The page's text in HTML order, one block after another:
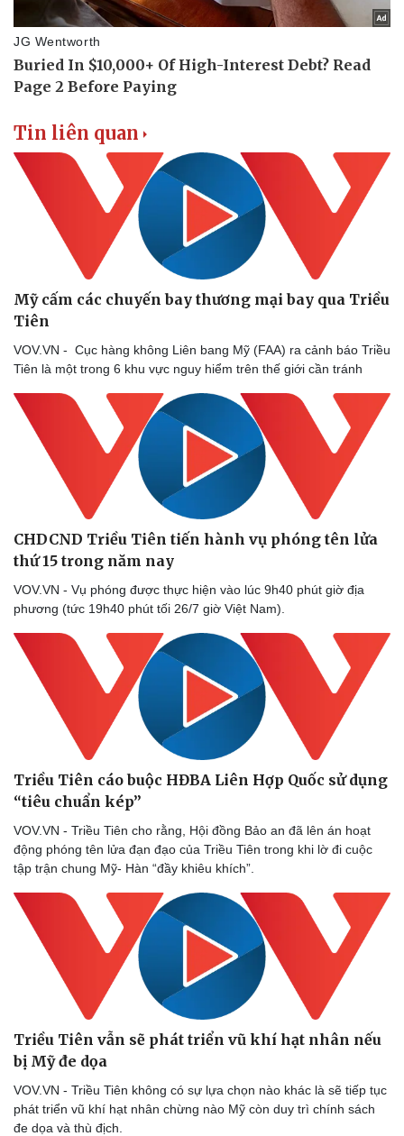
Thể thao
Bóng đá
Lịch thi đấu bóng đá
Thế giới thể thao
eSports
Hậu trường
Ô tô - Xe máy
Xe máy
Tư vấn
Tin liên quan
Mỹ cấm các chuyến bay thương mại bay qua Triều
Tiên
VOV.VN - Cục hàng không Liên bang Mỹ (FAA) ra cảnh báo Triều
Tiên là một trong 6 khu vực nguy hiểm trên thế giới cần tránh
CHDCND Triều Tiên tiến hành vụ phóng tên lửa
thứ 15 trong năm nay
VOV.VN - Vụ phóng được thực hiện vào lúc 9h40 phút giờ địa
phương (tức 19h40 phút tối 26/7 giờ Việt Nam).
Triều Tiên cáo buộc HĐBA Liên Hợp Quốc sử dụng
“tiêu chuẩn kép”
VOV.VN - Triều Tiên cho rằng, Hội đồng Bảo an đã lên án hoạt
động phóng tên lửa đạn đạo của Triều Tiên trong khi lờ đi cuộc
tập trận chung Mỹ- Hàn “đầy khiêu khích”.
Triều Tiên vẫn sẽ phát triển vũ khí hạt nhân nếu
bị Mỹ đe dọa
VOV.VN - Triều Tiên không có sự lựa chọn nào khác là sẽ tiếp tục
phát triển vũ khí hạt nhân chừng nào Mỹ còn duy trì chính sách
đe dọa và thù địch.